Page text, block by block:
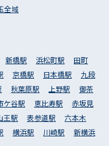
全域
新橋駅 浜松町駅
田町
京橋駅 日本橋駅
九段
秋葉原駅 上野駅
御茶
ケ谷駅 恵比寿駅
赤坂見
王駅 表参道駅
六本木
横浜駅 川崎駅
新横浜